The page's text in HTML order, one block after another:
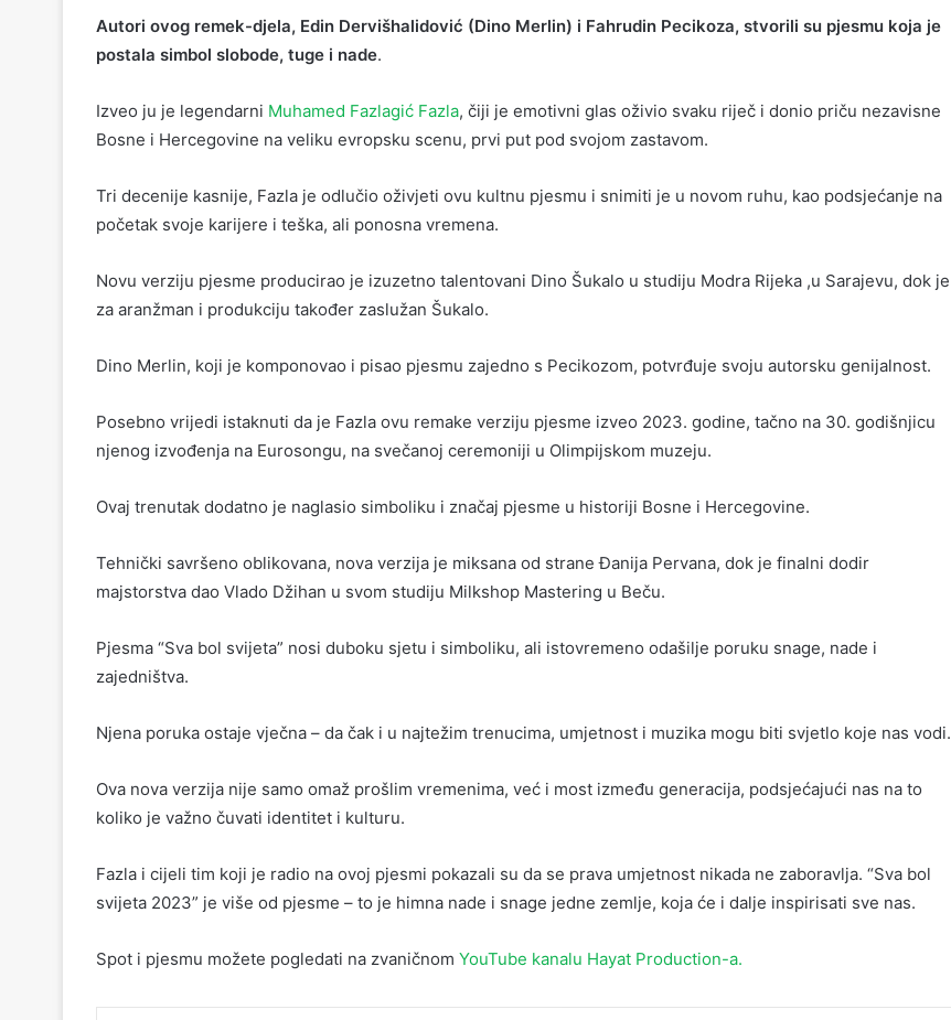
Autori ovog remek-djela, Edin Dervišhalidović (Dino Merlin) i Fahrudin Pecikoza, stvorili su pjesmu koja je
postala simbol slobode, tuge i nade.
Izveo ju je legendarni Muhamed Fazlagić Fazla, čiji je emotivni glas oživio svaku riječ i donio priču nezavisne
Bosne i Hercegovine na veliku evropsku scenu, prvi put pod svojom zastavom.
Tri decenije kasnije, Fazla je odlučio oživjeti ovu kultnu pjesmu i snimiti je u novom ruhu, kao podsjećanje na
početak svoje karijere i teška, ali ponosna vremena.
Novu verziju pjesme producirao je izuzetno talentovani Dino Šukalo u studiju Modra Rijeka ,u Sarajevu, dok je
za aranžman i produkciju također zaslužan Šukalo.
Dino Merlin, koji je komponovao i pisao pjesmu zajedno s Pecikozom, potvrđuje svoju autorsku genijalnost.
Posebno vrijedi istaknuti da je Fazla ovu remake verziju pjesme izveo 2023. godine, tačno na 30. godišnjicu
njenog izvođenja na Eurosongu, na svečanoj ceremoniji u Olimpijskom muzeju.
Ovaj trenutak dodatno je naglasio simboliku i značaj pjesme u historiji Bosne i Hercegovine.
Tehnički savršeno oblikovana, nova verzija je miksana od strane Đanija Pervana, dok je finalni dodir
majstorstva dao Vlado Džihan u svom studiju Milkshop Mastering u Beču.
Pjesma “Sva bol svijeta” nosi duboku sjetu i simboliku, ali istovremeno odašilje poruku snage, nade i
zajedništva.
Njena poruka ostaje vječna – da čak i u najtežim trenucima, umjetnost i muzika mogu biti svjetlo koje nas vodi.
Ova nova verzija nije samo omaž prošlim vremenima, već i most između generacija, podsjećajući nas na to
koliko je važno čuvati identitet i kulturu.
Fazla i cijeli tim koji je radio na ovoj pjesmi pokazali su da se prava umjetnost nikada ne zaboravlja. “Sva bol
svijeta 2023” je više od pjesme – to je himna nade i snage jedne zemlje, koja će i dalje inspirisati sve nas.
Spot i pjesmu možete pogledati na zvaničnom YouTube kanalu Hayat Production-a.